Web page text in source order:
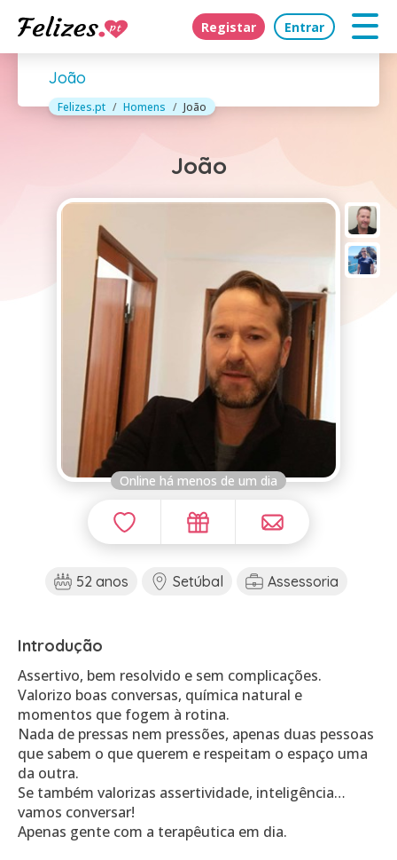
Registar Entrar
João
Felizes.pt Homens João
João
Online há menos de um dia
52 anos Setúbal Assessoria
Introdução
Assertivo, bem resolvido e sem complicações.
Valorizo boas conversas, química natural e
momentos que fogem à rotina.
Nada de pressas nem pressões, apenas duas pessoas
que sabem o que querem e respeitam o espaço uma
da outra.
Se também valorizas assertividade, inteligência…
vamos conversar!
Apenas gente com a terapêutica em dia.